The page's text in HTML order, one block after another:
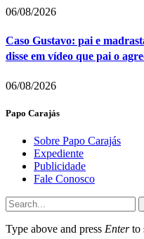
06/08/2026
Caso Gustavo: pai e
disse em vídeo que pai o
06/08/2026
Papo Carajás
Sobre Papo Carajás
Expediente
Publicidade
Fale Conosco
Type above and press Enterto